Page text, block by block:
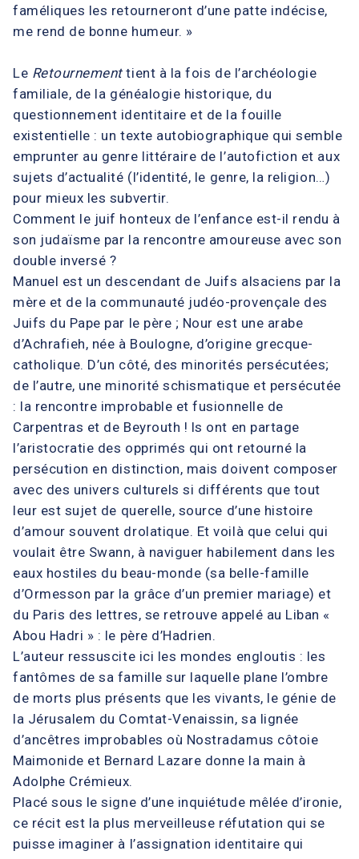
faméliques les retourneront d’une patte indécise,
me rend de bonne humeur. »
Le Retournementtient à la fois de l’archéologie
familiale, de la généalogie historique, du
questionnement identitaire et de la fouille
existentielle : un texte autobiographique qui semble
emprunter au genre littéraire de l’autofiction et aux
sujets d’actualité (l’identité, le genre, la religion…)
pour mieux les subvertir.
Comment le juif honteux de l’enfance est-il rendu à
son judaïsme par la rencontre amoureuse avec son
double inversé ?
Manuel est un descendant de Juifs alsaciens par la
mère et de la communauté judéo-provençale des
Juifs du Pape par le père ; Nour est une arabe
d’Achrafieh, née à Boulogne, d’origine grecque-
catholique. D’un côté, des minorités persécutées;
de l’autre, une minorité schismatique et persécutée
: la rencontre improbable et fusionnelle de
Carpentras et de Beyrouth ! ls ont en partage
l’aristocratie des opprimés qui ont retourné la
persécution en distinction, mais doivent composer
avec des univers culturels si différents que tout
leur est sujet de querelle, source d’une histoire
d’amour souvent drolatique. Et voilà que celui qui
voulait être Swann, à naviguer habilement dans les
eaux hostiles du beau-monde (sa belle-famille
d’Ormesson par la grâce d’un premier mariage) et
du Paris des lettres, se retrouve appelé au Liban «
Abou Hadri » : le père d’Hadrien.
L’auteur ressuscite ici les mondes engloutis : les
fantômes de sa famille sur laquelle plane l’ombre
de morts plus présents que les vivants, le génie de
la Jérusalem du Comtat-Venaissin, sa lignée
d’ancêtres improbables où Nostradamus côtoie
Maimonide et Bernard Lazare donne la main à
Adolphe Crémieux.
Placé sous le signe d’une inquiétude mêlée d’ironie,
ce récit est la plus merveilleuse réfutation qui se
puisse imaginer à l’assignation identitaire qui